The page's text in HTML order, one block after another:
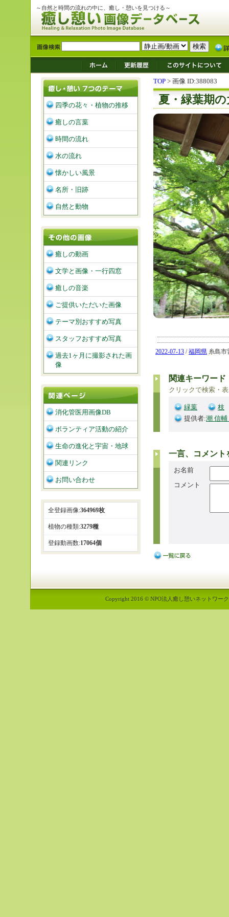
～自然と時間の流れの中に、癒し・憩いを見つける～
TOP > 画像 ID:388083
夏・緑葉期
2022-07-13 /福岡県 糸島市
関連キーワード
クリックで検索・
緑葉
枝
提供者:潮 信
一言、コメント
お名前
コメント
四季の花々・植物の推移
癒しの言葉
時間の流れ
水の流れ
懐かしい風景
名所・旧跡
自然と動物
癒しの動画
文学と画像・一行四窓
癒しの音楽
ご提供いただいた画像
テーマ別おすすめ写真
スタッフおすすめ写真
過去1ヶ月に撮影された画
像
消化管医用画像DB
ボランティア活動の紹介
生命の進化と宇宙・地球
関連リンク
お問い合わせ
全登録画像:364969枚
植物の種類:3279種
登録動画数:17064個
Copyright 2016 © NPO法人癒し憩いネットワー